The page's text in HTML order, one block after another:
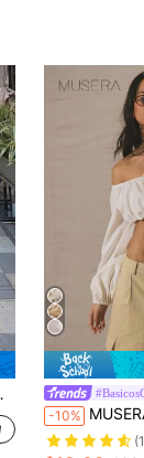
-10% MUSERA Top de manga larga con hombros descubiertos, lazo